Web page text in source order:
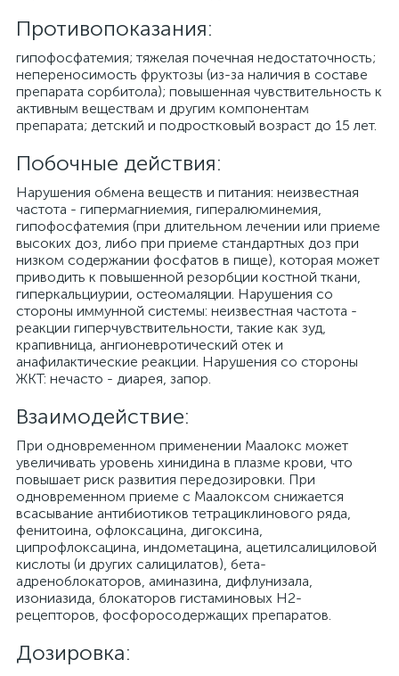
Противопоказания:
гипофосфатемия; тяжелая почечная недостаточность;
непереносимость фруктозы (из-за наличия в составе
препарата сорбитола); повышенная чувствительность к
активным веществам и другим компонентам
препарата; детский и подростковый возраст до 15 лет.
Побочные действия:
Нарушения обмена веществ и питания: неизвестная
частота - гипермагниемия, гипералюминемия,
гипофосфатемия (при длительном лечении или приеме
высоких доз, либо при приеме стандартных доз при
низком содержании фосфатов в пище), которая может
приводить к повышенной резорбции костной ткани,
гиперкальциурии, остеомаляции. Нарушения со
стороны иммунной системы: неизвестная частота -
реакции гиперчувствительности, такие как зуд,
крапивница, ангионевротический отек и
анафилактические реакции. Нарушения со стороны
ЖКТ: нечасто - диарея, запор.
Взаимодействие:
При одновременном применении Маалокс может
увеличивать уровень хинидина в плазме крови, что
повышает риск развития передозировки. При
одновременном приеме с Маалоксом снижается
всасывание антибиотиков тетрациклинового ряда,
фенитоина, офлоксацина, дигоксина,
ципрофлоксацина, индометацина, ацетилсалициловой
кислоты (и других салицилатов), бета-
адреноблокаторов, аминазина, дифлунизала,
изониазида, блокаторов гистаминовых Н2-
рецепторов, фосфоросодержащих препаратов.
Дозировка: